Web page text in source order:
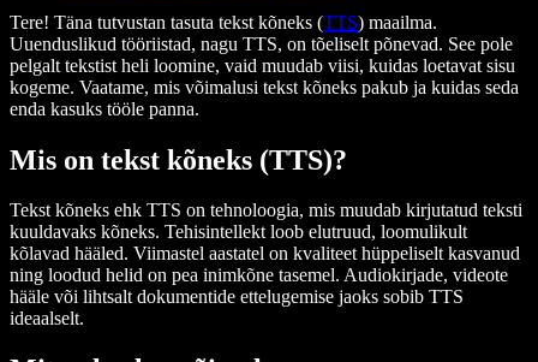
Tere! Täna tutvustan tasuta tekst kõneks (TTS) maailma.
Uuenduslikud tööriistad, nagu TTS, on tõeliselt põnevad. See pole
pelgalt tekstist heli loomine, vaid muudab viisi, kuidas loetavat sisu
kogeme. Vaatame, mis võimalusi tekst kõneks pakub ja kuidas seda
enda kasuks tööle panna.
Mis on tekst kõneks (TTS)?
Tekst kõneks ehk TTS on tehnoloogia, mis muudab kirjutatud teksti
kuuldavaks kõneks. Tehisintellekt loob elutruud, loomulikult
kõlavad hääled. Viimastel aastatel on kvaliteet hüppeliselt kasvanud
ning loodud helid on pea inimkõne tasemel. Audiokirjade, videote
hääle või lihtsalt dokumentide ettelugemise jaoks sobib TTS
ideaalselt.